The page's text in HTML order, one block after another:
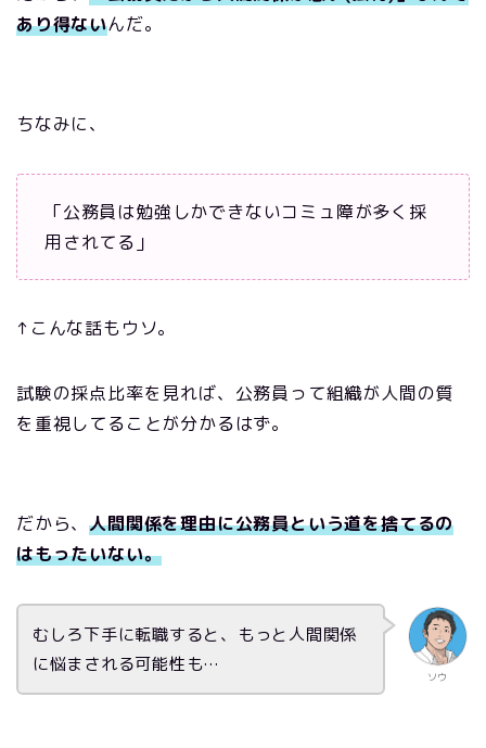
あり得ないんだ。
ちなみに、
「公務員は勉強しかできないコミュ障が多く採
用されてる」
↑こんな話もウソ。
試験の採点比率を見れば、公務員って組織が人間の質
を重視してることが分かるはず。
だから、人間関係を理由に公務員という道を捨てるの
はもったいない。
ソウ
むしろ下手に転職すると、もっと人間関係
に悩まされる可能性も…